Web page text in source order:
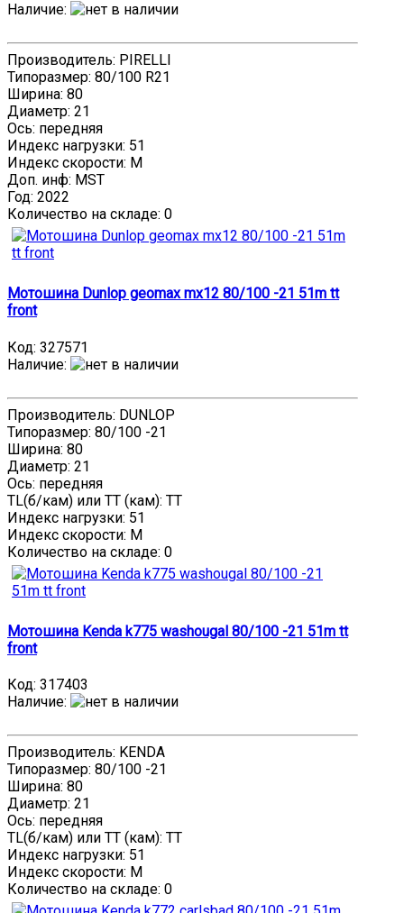
Наличие:
Производитель: PIRELLI
Типоразмер: 80/100 R21
Ширина: 80
Диаметр: 21
Ось: передняя
Индекс нагрузки: 51
Индекс скорости: M
Доп. инф: MST
Год: 2022
Количество на складе: 0
Мотошина Dunlop geomax mx12 80/100 -21 51m tt
front
Код: 327571
Наличие:
Производитель: DUNLOP
Типоразмер: 80/100 -21
Ширина: 80
Диаметр: 21
Ось: передняя
TL(б/кам) или TT (кам): TT
Индекс нагрузки: 51
Индекс скорости: M
Количество на складе: 0
Мотошина Kenda k775 washougal 80/100 -21 51m tt
front
Код: 317403
Наличие:
Производитель: KENDA
Типоразмер: 80/100 -21
Ширина: 80
Диаметр: 21
Ось: передняя
TL(б/кам) или TT (кам): TT
Индекс нагрузки: 51
Индекс скорости: M
Количество на складе: 0